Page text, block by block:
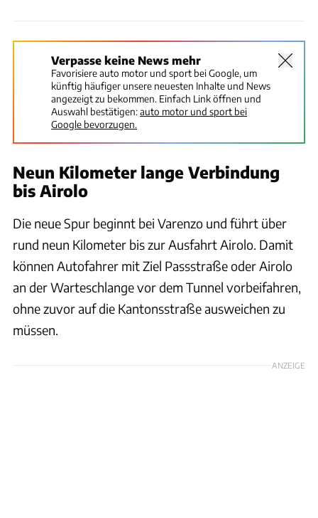
Verpasse keine News mehr
Favorisiere auto motor und sport bei Google, um
künftig häufiger unsere neuesten Inhalte und News
angezeigt zu bekommen. Einfach Link öffnen und
Auswahl bestätigen:auto motor und sport bei
Google bevorzugen.
Neun Kilometer lange Verbindung
bis Airolo
Die neue Spur beginnt bei Varenzo und führt über
rund neun Kilometer bis zur Ausfahrt Airolo. Damit
können Autofahrer mit Ziel Passstraße oder Airolo
an der Warteschlange vor dem Tunnel vorbeifahren,
ohne zuvor auf die Kantonsstraße ausweichen zu
müssen.
ANZEIGE